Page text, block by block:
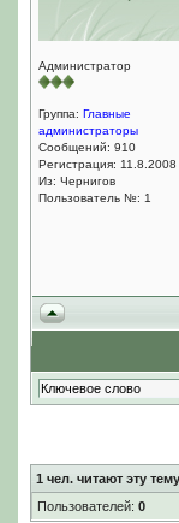
Администратор
Группа: Главные
администраторы
Сообщений: 910
Регистрация: 11.8.2008
Из: Чернигов
Пользователь №: 1
1 чел. читают эту
Пользователей: 0